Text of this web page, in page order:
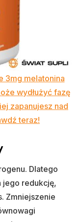
3mg melatonina
wydłużyć fazę
zapanujesz nad
teraz!
Dlatego
jego redukcję,
Zmniejszenie